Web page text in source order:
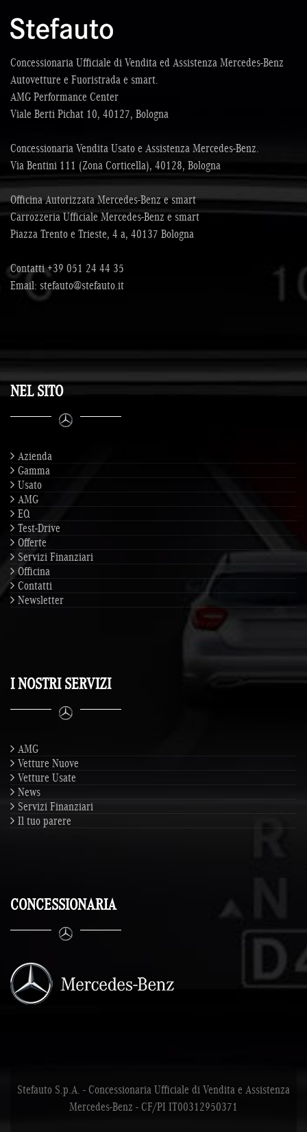
luce • Sensori di parcheggio posteriori • Servosterzo • Specchietti
laterali elettrici • Start/Stop Automatico • Telecamera per
Vivavoce • Volante in pelle • Volante multifunzione • Windowbag
Concessionaria Ufficiale di Vendita ed Assistenza Mercedes-Benz
Autovetture e Fuoristrada e smart.
AMG Performance Center
Viale Berti Pichat 10, 40127, Bologna
Concessionaria Vendita Usato e Assistenza Mercedes-Benz.
Via Bentini 111 (Zona Corticella), 40128, Bologna
Officina Autorizzata Mercedes-Benz e smart
Carrozzeria Ufficiale Mercedes-Benz e smart
Piazza Trento e Trieste, 4 a, 40137 Bologna
Contatti+39 051 24 44 35
Email: stefauto@stefauto.it
NEL SITO
Azienda
Gamma
Usato
AMG
EQ
Test-Drive
Offerte
Servizi Finanziari
Officina
Contatti
Newsletter
I NOSTRI SERVIZI
AMG
Vetture Nuove
Vetture Usate
News
Servizi Finanziari
Il tuo parere
CONCESSIONARIA
Stefauto S.p.A. - Concessionaria Ufficiale di Vendita e Assistenza
Mercedes-Benz - CF/PI IT00312950371